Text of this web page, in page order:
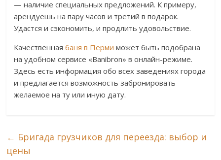
— наличие специальных предложений. К примеру,
арендуешь на пару часов и третий в подарок.
Удастся и сэкономить, и продлить удовольствие.
Качественнаябаня в Перми может быть подобрана
на удобном сервисе «Banibron» в онлайн-режиме.
Здесь есть информация обо всех заведениях города
и предлагается возможность забронировать
желаемое на ту или иную дату.
← Бригада грузчиков для переезда: выбор и
цены